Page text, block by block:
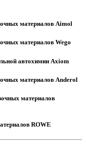
материалов Aimol
материалов Wego
автохимии Axiom
материалов Anderol
материалов
ROWE